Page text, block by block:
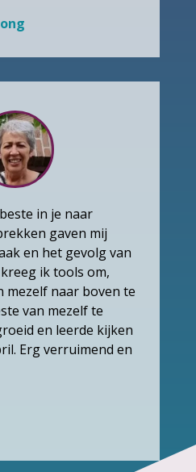
in je naar
gaven mij
en het gevolg van
ik tools om,
mezelf naar boven te
van mezelf te
en leerde kijken
Erg verruimend en